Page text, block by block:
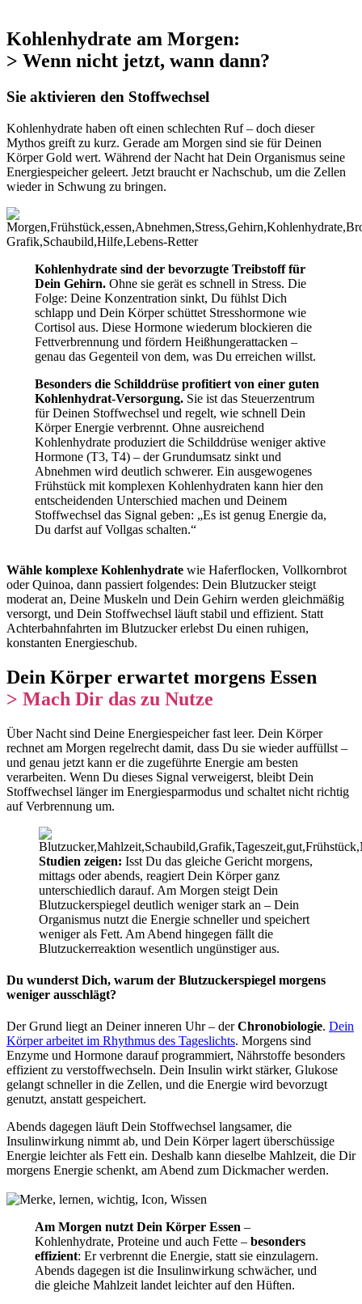
Kohlenhydrate am Morgen:
> Wenn nicht jetzt, wann dann?
Sie aktivieren den Stoffwechsel
Kohlenhydrate haben oft einen schlechten Ruf – doch dieser
Mythos greift zu kurz. Gerade am Morgen sind sie für Deinen
Körper Gold wert. Während der Nacht hat Dein Organismus seine
Energiespeicher geleert. Jetzt braucht er Nachschub, um die Zellen
wieder in Schwung zu bringen.
Kohlenhydrate sind der bevorzugte Treibstoff für
Dein Gehirn.Ohne sie gerät es schnell in Stress. Die
Folge: Deine Konzentration sinkt, Du fühlst Dich
schlapp und Dein Körper schüttet Stresshormone wie
Cortisol aus. Diese Hormone wiederum blockieren die
Fettverbrennung und fördern Heißhungerattacken –
genau das Gegenteil von dem, was Du erreichen willst.
Besonders die Schilddrüse profitiert von einer guten
Kohlenhydrat-Versorgung.Sie ist das Steuerzentrum
für Deinen Stoffwechsel und regelt, wie schnell Dein
Körper Energie verbrennt. Ohne ausreichend
Kohlenhydrate produziert die Schilddrüse weniger aktive
Hormone (T3, T4) – der Grundumsatz sinkt und
Abnehmen wird deutlich schwerer. Ein ausgewogenes
Frühstück mit komplexen Kohlenhydraten kann hier den
entscheidenden Unterschied machen und Deinem
Stoffwechsel das Signal geben: „Es ist genug Energie da,
Du darfst auf Vollgas schalten.“
Wähle komplexe Kohlenhydrate wie Haferflocken, Vollkornbrot
oder Quinoa, dann passiert folgendes: Dein Blutzucker steigt
moderat an, Deine Muskeln und Dein Gehirn werden gleichmäßig
versorgt, und Dein Stoffwechsel läuft stabil und effizient. Statt
Achterbahnfahrten im Blutzucker erlebst Du einen ruhigen,
konstanten Energieschub.
Dein Körper erwartet morgens Essen
> Mach Dir das zu Nutze
Über Nacht sind Deine Energiespeicher fast leer. Dein Körper
rechnet am Morgen regelrecht damit, dass Du sie wieder auffüllst –
und genau jetzt kann er die zugeführte Energie am besten
verarbeiten. Wenn Du dieses Signal verweigerst, bleibt Dein
Stoffwechsel länger im Energiesparmodus und schaltet nicht richtig
auf Verbrennung um.
Studien zeigen: Isst Du das gleiche Gericht morgens,
mittags oder abends, reagiert Dein Körper ganz
unterschiedlich darauf. Am Morgen steigt Dein
Blutzuckerspiegel deutlich weniger stark an – Dein
Organismus nutzt die Energie schneller und speichert
weniger als Fett. Am Abend hingegen fällt die
Blutzuckerreaktion wesentlich ungünstiger aus.
Du wunderst Dich, warum der Blutzuckerspiegel morgens
weniger ausschlägt?
Der Grund liegt an Deiner inneren Uhr – derChronobiologie. Dein
Körper arbeitet im Rhythmus des Tageslichts. Morgens sind
Enzyme und Hormone darauf programmiert, Nährstoffe besonders
effizient zu verstoffwechseln. Dein Insulin wirkt stärker, Glukose
gelangt schneller in die Zellen, und die Energie wird bevorzugt
genutzt, anstatt gespeichert.
Abends dagegen läuft Dein Stoffwechsel langsamer, die
Insulinwirkung nimmt ab, und Dein Körper lagert überschüssige
Energie leichter als Fett ein. Deshalb kann dieselbe Mahlzeit, die Dir
morgens Energie schenkt, am Abend zum Dickmacher werden.
Am Morgen nutzt Dein Körper Essen –
Kohlenhydrate, Proteine und auch Fette – besonders
effizient: Er verbrennt die Energie, statt sie einzulagern.
Abends dagegen ist die Insulinwirkung schwächer, und
die gleiche Mahlzeit landet leichter auf den Hüften.